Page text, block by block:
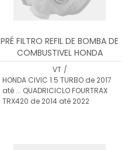
PRÉ FILTRO REFIL DE BOMBA DE
COMBUSTIVEL HONDA
VT /
HONDA CIVIC 1.5 TURBO de 2017
até ... QUADRICICLO FOURTRAX
TRX420 de 2014 até 2022